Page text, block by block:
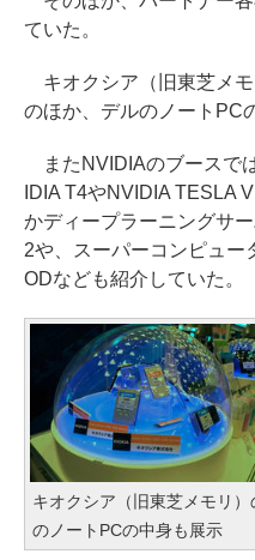
ていた。
キオクシア（旧東芝メ
のほか、デルのノートPC
またNVIDIAのブースで
IDIA T4やNVIDIA TESLA
かディープラーニングサ
2や、スーパーコンピュー
ODなども紹介していた。
キオクシア（旧東芝メモリ
のノートPCの中身も展示